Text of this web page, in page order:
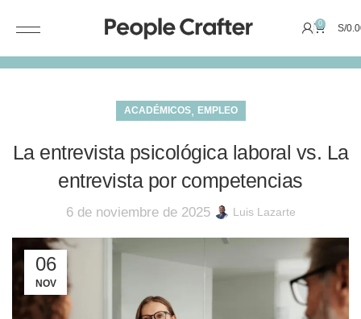
0 S/
ACADÉMICOS, EMPLEO
La entrevista psicológica laboral vs. La
entrevista por competencias
6 de noviembre de 2025 Luis Lazarte
06
NOV